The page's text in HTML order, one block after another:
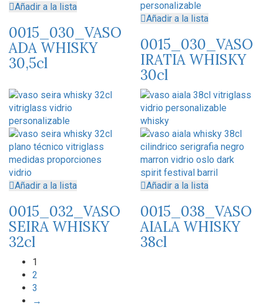
Añadir a la lista
0015_030_VASO
ADA WHISKY
30,5cl
Añadir a la lista
0015_030_VASO
IRATIA WHISKY
30cl
Añadir a la lista
0015_032_VASO
SEIRA WHISKY
32cl
Añadir a la lista
0015_038_VASO
AIALA WHISKY
38cl
1
2
3
→